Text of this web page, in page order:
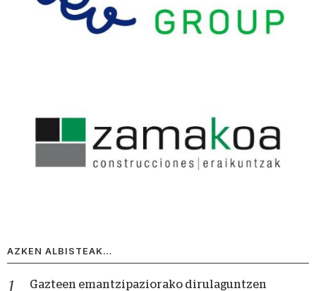
AZKEN ALBISTEAK…
Gazteen emantzipaziorako dirulaguntzen